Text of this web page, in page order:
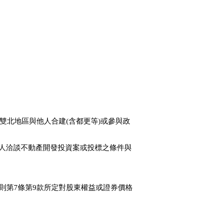
北地區與他人合建(含都更等)或參與政
洽談不動產開發投資案或投標之條件與
第7條第9款所定對股東權益或證券價格